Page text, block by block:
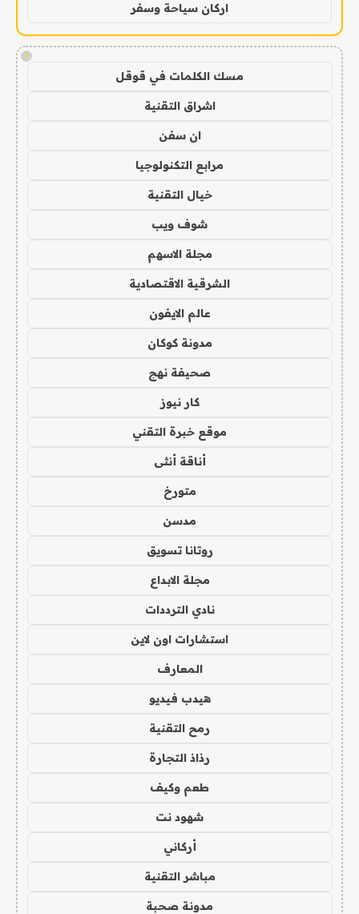
اركان سياحة وسفر
!
مسك الكلمات في قوقل
اشراق التقنية
ان سفن
مرابع التكنولوجيا
خيال التقنية
شوف ويب
مجلة الاسهم
الشرقية الاقتصادية
عالم الايفون
مدونة كوكان
صحيفة نهج
كار نيوز
موقع خبرة التقني
أناقة أنثى
متورخ
مدسن
روتانا تسويق
مجلة الابداع
نادي الترددات
استشارات اون لاين
المعارف
هيدب فيديو
رمح التقنية
رذاذ التجارة
طعم وكيف
شهود نت
أركاني
مباشر التقنية
مدونة صحبة